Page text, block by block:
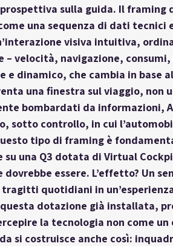
sulla guida. Il framing
una sequenza di dati tecnici
visiva intuitiva,
velocità, navigazione,
dinamico, che cambia in base
una finestra sul viaggio, non
bombardati da informazioni,
sotto controllo, in cui
tipo di framing è
una Q3 dotata di Virtual
essere. L’effetto? Un
quotidiani in
questa dotazione già installata,
la tecnologia non come un
si costruisce anche così: